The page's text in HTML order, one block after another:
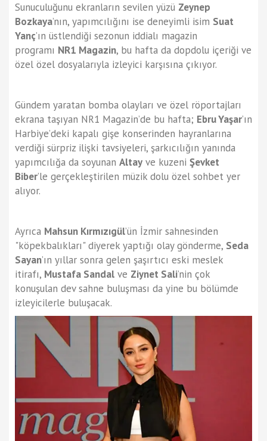
Sunuculuğunu ekranların sevilen yüzü Zeynep
Bozkaya’nın, yapımcılığını ise deneyimli isim Suat
Yanç’ın üstlendiği sezonun iddialı magazin
programı NR1 Magazin, bu hafta da dopdolu içeriği ve
özel özel dosyalarıyla izleyici karşısına çıkıyor.
Gündem yaratan bomba olayları ve özel röportajları
ekrana taşıyan NR1 Magazin’de bu hafta; Ebru Yaşar’ın
Harbiye’deki kapalı gişe konserinden hayranlarına
verdiği sürpriz ilişki tavsiyeleri, şarkıcılığın yanında
yapımcılığa da soyunan Altay ve kuzeni Şevket
Biber’le gerçekleştirilen müzik dolu özel sohbet yer
alıyor.
Ayrıca Mahsun Kırmızıgül’ün İzmir sahnesinden
"köpekbalıkları" diyerek yaptığı olay gönderme, Seda
Sayan’ın yıllar sonra gelen şaşırtıcı eski meslek
itirafı, Mustafa Sandal ve Ziynet Sali’nin çok
konuşulan dev sahne buluşması da yine bu bölümde
izleyicilerle buluşacak.